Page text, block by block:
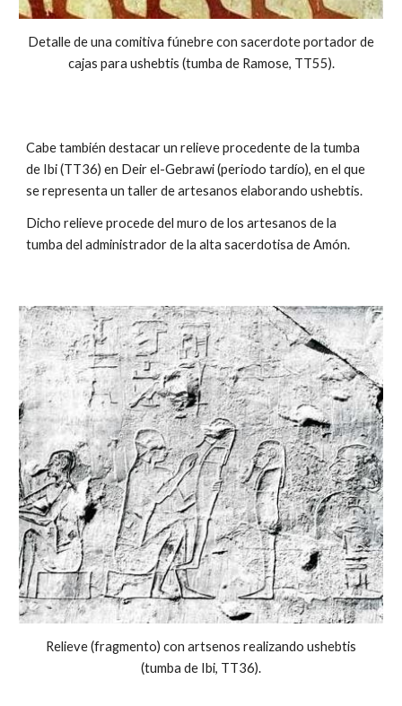
Detalle de una comitiva fúnebre con sacerdote portador de
cajas para ushebtis (tumba de Ramose, TT55).
Cabe también destacar un relieve procedente de la tumba
de Ibi (TT36) en Deir el-Gebrawi (periodo tardío), en el que
se representa un taller de artesanos elaborando ushebtis.
Dicho relieve procede del muro de los artesanos de la
tumba del administrador de la alta sacerdotisa de Amón.
Relieve (fragmento) con artsenos realizando ushebtis
(tumba de Ibi, TT36).